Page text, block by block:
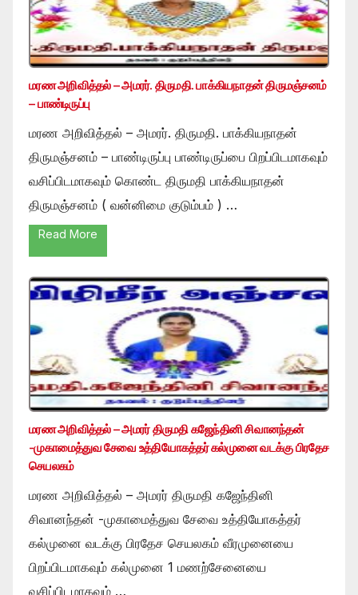
மரண அறிவித்தல் – அமரர். திருமதி. பாக்கியநாதன் திருமஞ்சனம்
– பாண்டிருப்பு
மரண அறிவித்தல் – அமரர். திருமதி. பாக்கியநாதன்
திருமஞ்சனம் – பாண்டிருப்பு பாண்டிருப்பை பிறப்பிடமாகவும்
வசிப்பிடமாகவும் கொண்ட திருமதி பாக்கியநாதன்
திருமஞ்சனம் ( வன்னிமை குடும்பம் ) …
Read More
மரண அறிவித்தல் – அமரர் திருமதி கஜேந்தினி சிவானந்தன்
-முகாமைத்துவ சேவை உத்தியோகத்தர் கல்முனை வடக்கு பிரதேச
செயலகம்
மரண அறிவித்தல் – அமரர் திருமதி கஜேந்தினி
சிவானந்தன் -முகாமைத்துவ சேவை உத்தியோகத்தர்
கல்முனை வடக்கு பிரதேச செயலகம் வீரமுனையை
பிறப்பிடமாகவும் கல்முனை 1 மணற்சேனையை
வசிப்பிடமாகவும் …